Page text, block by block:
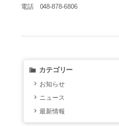
電話 048-878-6806
カテゴリー
お知らせ
ニュース
最新情報